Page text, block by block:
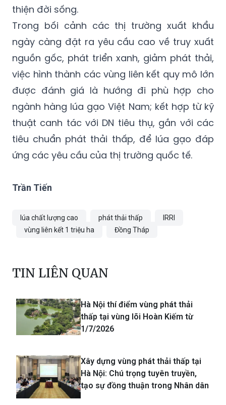
thiện đời sống.
Trong bối cảnh các thị trường xuất khẩu
ngày càng đặt ra yêu cầu cao về truy xuất
nguồn gốc, phát triển xanh, giảm phát thải,
việc hình thành các vùng liên kết quy mô lớn
được đánh giá là hướng đi phù hợp cho
ngành hàng lúa gạo Việt Nam; kết hợp từ kỹ
thuật canh tác với DN tiêu thụ, gắn với các
tiêu chuẩn phát thải thấp, để lúa gạo đáp
ứng các yêu cầu của thị trường quốc tế.
Trần Tiến
lúa chất lượng cao phát thải thấp
IRRI
vùng liên kết 1 triệu ha
Đồng Tháp
TIN LIÊN QUAN
Hà Nội thí điểm vùng phát thải
thấp tại vùng lõi Hoàn Kiếm từ
1/7/2026
Xây dựng vùng phát thải thấp tại
Hà Nội: Chú trọng tuyên truyền,
tạo sự đồng thuận trong Nhân dân